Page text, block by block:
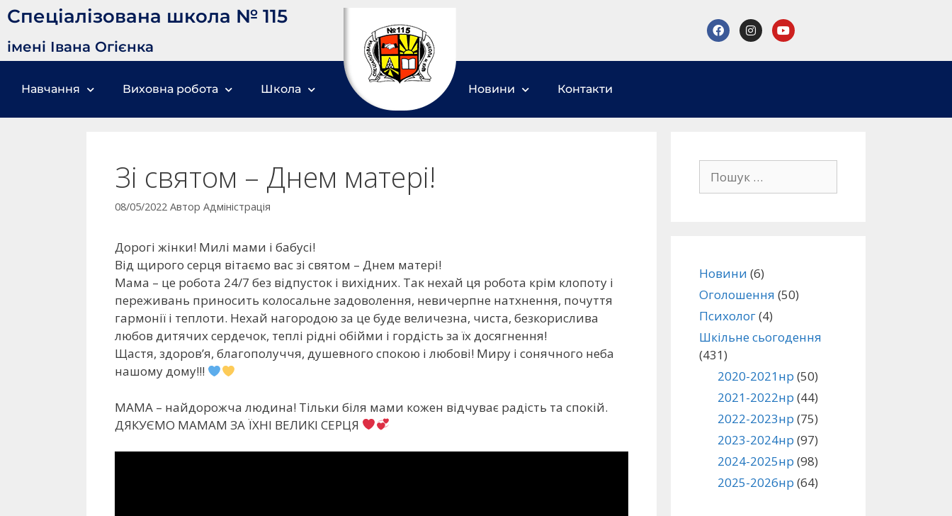
Спеціалізована школа № 115
імені Івана Огієнка
Навчання Виховна робота Школа Новини Контакти
Зі святом – Днем матері!
08/05/2022 Автор Адміністрація
Дорогі жінки! Милі мами і бабусі!
Від щирого серця вітаємо вас зі святом – Днем матері!
Мама – це робота 24/7 без відпусток і вихідних. Так нехай ця робота крім клопоту і
переживань приносить колосальне задоволення, невичерпне натхнення, почуття
гармонії і теплоти. Нехай нагородою за це буде величезна, чиста, безкорислива
любов дитячих сердечок, теплі рідні обійми і гордість за їх досягнення!
Щастя, здоров’я, благополуччя, душевного спокою і любові! Миру і сонячного неба
нашому дому!!!
МАМА – найдорожча людина! Тільки біля мами кожен відчуває радість та спокій.
ДЯКУЄМО МАМАМ ЗА ЇХНІ ВЕЛИКІ СЕРЦЯ
Новини (6)
Оголошення (50)
Психолог(4)
Шкільне сьогодення
(431)
2020-2021нр (50)
2021-2022нр (44)
2022-2023нр (75)
2023-2024нр (97)
2024-2025нр (98)
2025-2026нр (64)